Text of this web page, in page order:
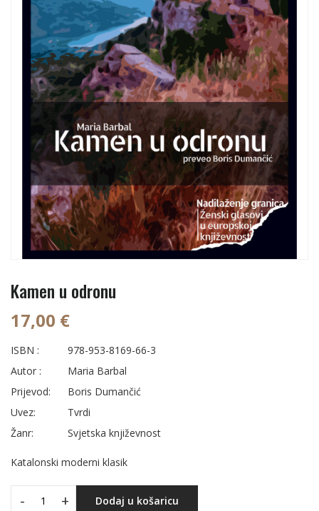
Kamen u odronu
17,00 €
ISBN :
978-953-8169-66-3
Autor :
Maria Barbal
Prijevod:
Boris Dumančić
Uvez:
Tvrdi
Žanr:
Svjetska književnost
Katalonski moderni klasik
- + Dodaj u košaricu